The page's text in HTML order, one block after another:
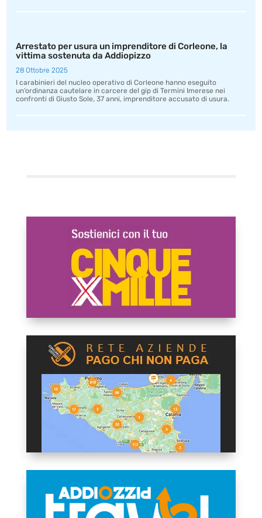
Arrestato per usura un imprenditore di Corleone, la
vittima sostenuta da Addiopizzo
28 Ottobre 2025
I carabinieri del nucleo operativo di Corleone hanno eseguito
un’ordinanza cautelare in carcere del gip di Termini Imerese nei
confronti di Giusto Sole, 37 anni, imprenditore accusato di usura.